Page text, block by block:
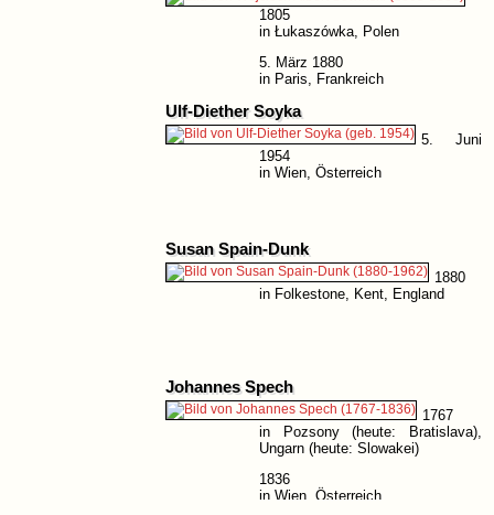
1805
in Łukaszówka, Polen
5. März 1880
in Paris, Frankreich
Ulf-Diether Soyka
5. Juni
1954
in Wien, Österreich
Susan Spain-Dunk
1880
in Folkestone, Kent, England
Johannes Spech
1767
in Pozsony (heute: Bratislava),
Ungarn (heute: Slowakei)
1836
in Wien, Österreich